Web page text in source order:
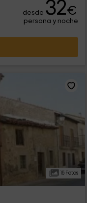
desde 32€
persona y noche
15 Fotos